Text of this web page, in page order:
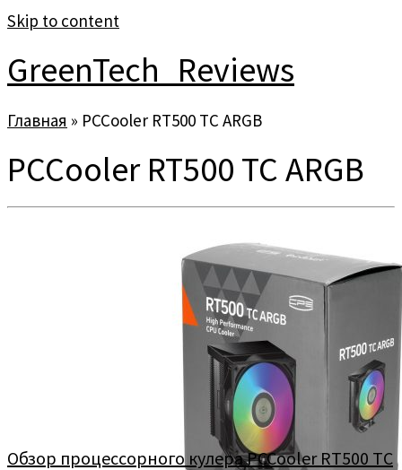
Skip to content
GreenTech_Reviews
Главная » PCCooler RT500 TC ARGB
PCCooler RT500 TC ARGB
Обзор процессорного кулера PCCooler RT500 TC